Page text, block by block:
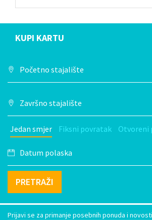
KUPI KARTU
Jedan smjer Fiksni povratak Otvoreni
PRETRAŽI
Prijavi se za primanje posebnih ponuda i novosti